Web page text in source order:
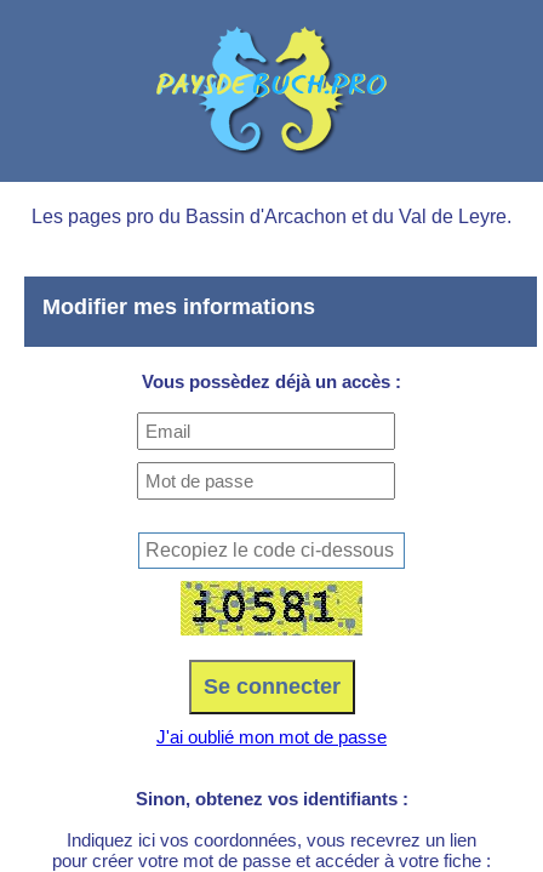
Les pages pro du Bassin d'Arcachon et du Val de Leyre.
Modifier mes informations
Vous possèdez déjà un accès :
J'ai oublié mon mot de passe
Sinon, obtenez vos identifiants :
Indiquez ici vos coordonnées, vous recevrez un lien
pour créer votre mot de passe et accéder à votre fiche :